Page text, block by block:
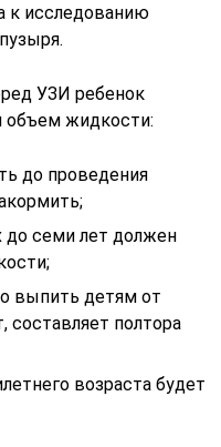
к исследованию
УЗИ ребенок
объем жидкости:
до проведения
до семи лет должен
выпить детям от
составляет полтора
возраста будет